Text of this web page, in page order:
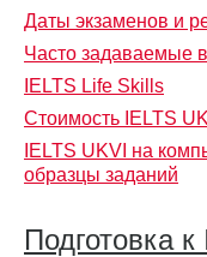
Даты экзаменов и
Часто задаваемые
IELTS Life Skills
Стоимость IELTS
IELTS UKVI на
образцы заданий
Подготовка к